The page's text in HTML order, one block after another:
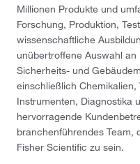
Millionen Produkte und
Forschung, Produktion,
wissenschaftliche
unübertroffene Auswahl
Sicherheits- und
einschließlich
Instrumenten, Diagnostika
hervorragende
branchenführendes Team,
Fisher Scientific zu sein.